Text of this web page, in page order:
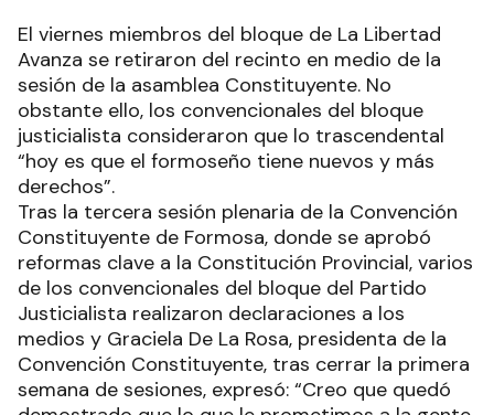
El viernes miembros del bloque de La Libertad
Avanza se retiraron del recinto en medio de la
sesión de la asamblea Constituyente. No
obstante ello, los convencionales del bloque
justicialista consideraron que lo trascendental
“hoy es que el formoseño tiene nuevos y más
derechos”.
Tras la tercera sesión plenaria de la Convención
Constituyente de Formosa, donde se aprobó
reformas clave a la Constitución Provincial, varios
de los convencionales del bloque del Partido
Justicialista realizaron declaraciones a los
medios y Graciela De La Rosa, presidenta de la
Convención Constituyente, tras cerrar la primera
semana de sesiones, expresó: “Creo que quedó